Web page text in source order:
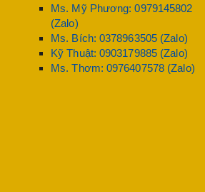
Ms. Mỹ Phương: 0979145802
(Zalo)
Ms. Bích: 0378963505 (Zalo)
Kỹ Thuật: 0903179885 (Zalo)
Ms. Thơm: 0976407578 (Zalo)